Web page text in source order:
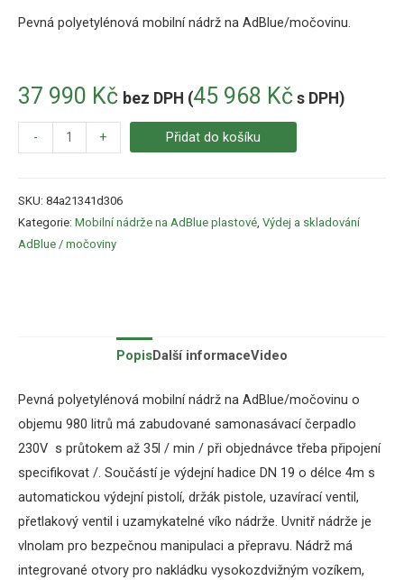
37 990 Kč bez DPH (45 968 Kč s DPH)
Pevná polyetylénová mobilní nádrž na AdBlue/močovinu.
- + Přidat do košíku
SKU: 84a21341d306
Kategorie: Mobilní nádrže na AdBlue plastové, Výdej a skladování
AdBlue / močoviny
PopisDalší informaceVideo
Pevná polyetylénová mobilní nádrž na AdBlue/močovinu o
objemu 980 litrů má zabudované samonasávací čerpadlo
230V s průtokem až 35l / min / při objednávce třeba připojení
specifikovat /. Součástí je výdejní hadice DN 19 o délce 4m s
automatickou výdejní pistolí, držák pistole, uzavírací ventil,
přetlakový ventil i uzamykatelné víko nádrže. Uvnitř nádrže je
vlnolam pro bezpečnou manipulaci a přepravu. Nádrž má
integrované otvory pro nakládku vysokozdvižným vozíkem,